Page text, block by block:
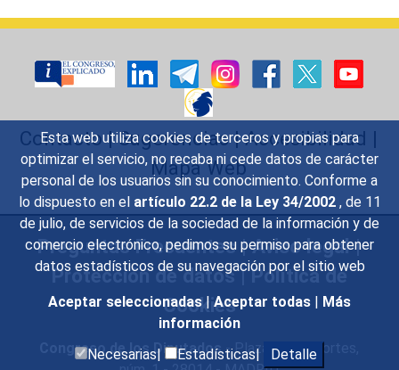
Esta web utiliza cookies de terceros y propias para
optimizar el servicio, no recaba ni cede datos de carácter
personal de los usuarios sin su conocimiento. Conforme a
lo dispuesto en el artículo 22.2 de la Ley 34/2002 , de 11
de julio, de servicios de la sociedad de la información y de
comercio electrónico, pedimos su permiso para obtener
datos estadísticos de su navegación por el sitio web
Aceptar seleccionadas | Aceptar todas | Más
información
Necesarias|
Estadísticas| Detalle
Contacto|Sugerencias|Accesibilidad |
Mapa Web
Preguntas Frecuentes|Aviso legal|
Protección de datos|Política de
Cookies
Congreso de los Diputados- Plaza de las Cortes,